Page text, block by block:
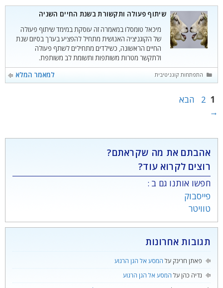
שיתוף פעולה ותקשורת בשנת החיים השניה
מיכאל טומסלו במאמרה זה עוסקת במימד שיתוף פעולה
של הקוגניציה האנושית מתחיל להפציע בערך בסיום שנת
החיים הראשונה, כשילדים מתחילים לשתף פעולה
ולתקשר מטרות משותפות ותשומת לב משותפת.
למאמר המלא
קטגוריות
התפתחות קוגניטיבית
עמוד
1 עמוד
2
הבא
→
אהבתם את מה שקראתם?
רוצים לקרוא עוד?
חפשו אותנו גם ב :
פייסבוק
טוויטר
תגובות אחרונות
פאתן חרינק על המסע אל הגן הרגוע
נדיה כהןעל המסע אל הגן הרגוע